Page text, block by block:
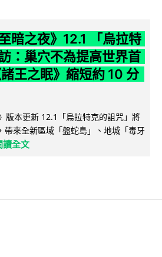
暗之夜》12.1 「烏拉特
：巢穴不為提高世界首
王之眠》縮短約 10 分
版本更新 12.1「烏拉特克的詛咒」將
帶來全新區域「盤蛇島」、地城「毒牙
讀全文